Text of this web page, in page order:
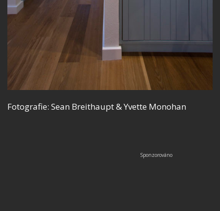
Fotografie: Sean Breithaupt & Yvette Monohan